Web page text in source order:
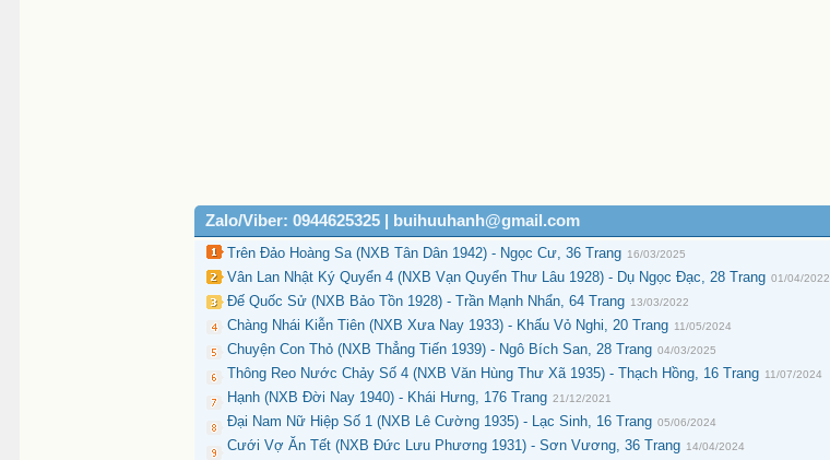
Zalo/Viber: 0944625325 | buihuuhanh@gmail.com
Trên Đảo Hoàng Sa (NXB Tân Dân 1942) - Ngọc Cư, 36 Trang 16/03/2025
Vân Lan Nhật Ký Quyển 4 (NXB Vạn Quyển Thư Lâu 1928) - Dụ Ngọc Đạc, 28 Trang 01/04/2022
Đế Quốc Sử (NXB Bảo Tồn 1928) - Trần Mạnh Nhẩn, 64 Trang 13/03/2022
Chàng Nhái Kiễn Tiên (NXB Xưa Nay 1933) - Khấu Vỏ Nghi, 20 Trang 11/05/2024
Chuyện Con Thỏ (NXB Thẳng Tiến 1939) - Ngô Bích San, 28 Trang 04/03/2025
Thông Reo Nước Chảy Số 4 (NXB Văn Hùng Thư Xã 1935) - Thạch Hồng, 16 Trang 11/07/2024
Hạnh (NXB Đời Nay 1940) - Khái Hưng, 176 Trang 21/12/2021
Đại Nam Nữ Hiệp Số 1 (NXB Lê Cường 1935) - Lạc Sinh, 16 Trang 05/06/2024
Cưới Vợ Ăn Tết (NXB Đức Lưu Phương 1931) - Sơn Vương, 36 Trang 14/04/2024